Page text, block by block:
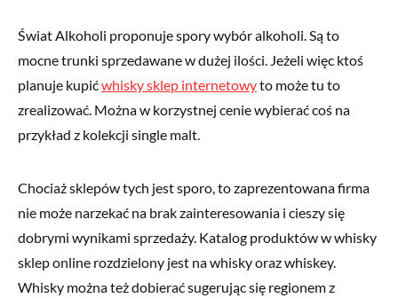
Świat Alkoholi proponuje spory wybór alkoholi. Są to
mocne trunki sprzedawane w dużej ilości. Jeżeli więc ktoś
planuje kupićwhisky sklep internetowyto może tu to
zrealizować. Można w korzystnej cenie wybierać coś na
przykład z kolekcji single malt.
Chociaż sklepów tych jest sporo, to zaprezentowana firma
nie może narzekać na brak zainteresowania i cieszy się
dobrymi wynikami sprzedaży. Katalog produktów w whisky
sklep online rozdzielony jest na whisky oraz whiskey.
Whisky można też dobierać sugerując się regionem z